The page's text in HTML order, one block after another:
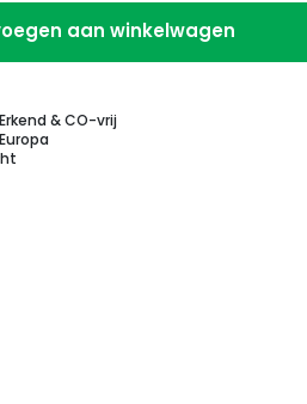
aan winkelwagen
& CO-vrij